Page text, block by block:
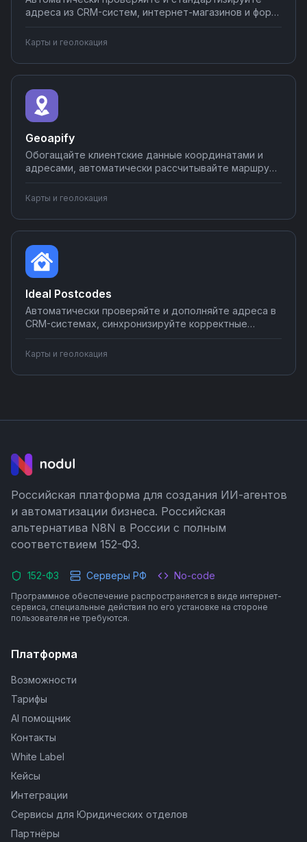
адреса из CRM-систем, интернет-магазинов и форм
адреса с базами данных, уведомляйте команду о
некорректных адресах через мессенджеры.
Настройте интеграцию AddressZen за несколько
минут без навыков программирования.
Карты и геолокация
Geoapify
Обогащайте клиентские данные координатами и
адресами, автоматически рассчитывайте маршруты
Встраивайте геосервисы Geoapify в бизнес-
процессы через простые интеграции на Nodul.
Карты и геолокация
Ideal Postcodes
Автоматически проверяйте и дополняйте адреса в
CRM-системах, синхронизируйте корректные
адреса при заполнении форм на сайте. Подключите
Ideal Postcodes к вашим инструментам без
программирования — настройка интеграции займет
Карты и геолокация
Российская платформа для создания ИИ-агентов
и автоматизации бизнеса. Российская
альтернатива N8N в России с полным
соответствием 152-ФЗ.
152-ФЗ Серверы РФ No-code
Программное обеспечение распространяется в виде интернет-
сервиса, специальные действия по его установке на стороне
пользователя не требуются.
Платформа
Возможности
Тарифы
AI помощник
Контакты
White Label
Кейсы
Интеграции
Сервисы для Юридических отделов
Партнёры